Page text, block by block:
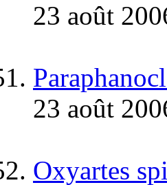
23 août
23 août
Oxyartes